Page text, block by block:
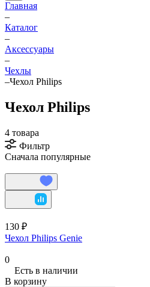
Главная
–
Каталог
–
Аксессуары
–
Чехлы
–Чехол Philips
Чехол Philips
4 товара
Фильтр
Сначала популярные
130 ₽
Чехол Philips Genie
0
Есть в наличии
В корзину